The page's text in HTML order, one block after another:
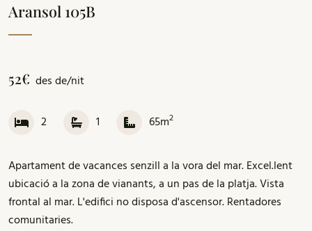
Aransol 105B
2 1 65m2
Apartament de vacances senzill a la vora del mar. Excel.lent
ubicació a la zona de vianants, a un pas de la platja. Vista
frontal al mar. L'edifici no disposa d'ascensor. Rentadores
comunitaries.
52€ des de/nit